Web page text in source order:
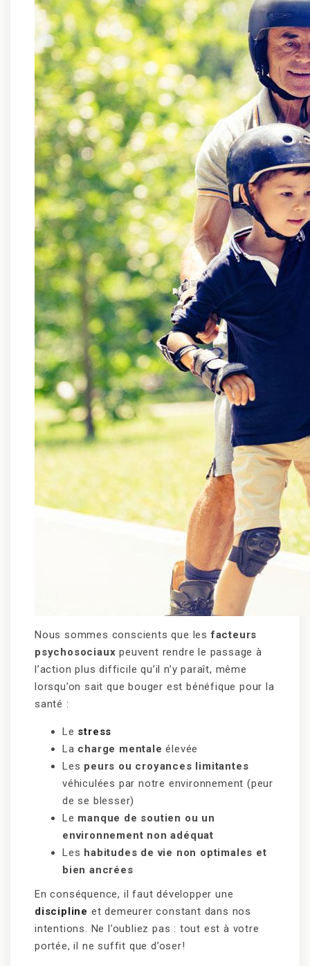
Nous sommes conscients que lesfacteurs
psychosociaux peuvent rendre le passage à
l’action plus difficile qu’il n’y paraît, même
lorsqu’on sait que bouger est bénéfique pour la
santé :
Le stress
La charge mentale élevée
Les peurs ou croyances limitantes
véhiculées par notre environnement (peur
de se blesser)
Le manque de soutien ou un
environnement non adéquat
Les habitudes de vie non optimales et
bien ancrées
En conséquence, il faut développer une
discipline et demeurer constant dans nos
intentions. Ne l’oubliez pas : tout est à votre
portée, il ne suffit que d’oser!